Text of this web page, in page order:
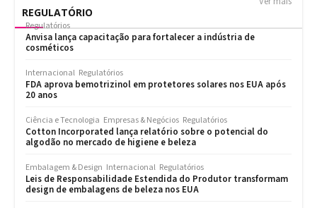
REGULATÓRIO
Regulatórios
Anvisa lança capacitação para fortalecer a indústria de
cosméticos
Internacional Regulatórios
FDA aprova bemotrizinol em protetores solares nos EUA após
20 anos
Ciência e Tecnologia Empresas & Negócios Regulatórios
Cotton Incorporated lança relatório sobre o potencial do
algodão no mercado de higiene e beleza
Embalagem & Design Internacional Regulatórios
Leis de Responsabilidade Estendida do Produtor transformam
design de embalagens de beleza nos EUA